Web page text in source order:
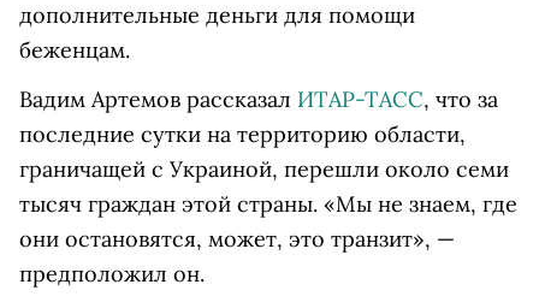
дополнительные деньги для помощи
беженцам.
Вадим Артемов рассказал ИТАР-ТАСС, что за
последние сутки на территорию области,
граничащей с Украиной, перешли около семи
тысяч граждан этой страны. «Мы не знаем, где
они остановятся, может, это транзит», —
предположил он.